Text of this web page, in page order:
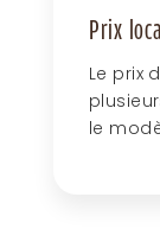
Prix
Le prix
le